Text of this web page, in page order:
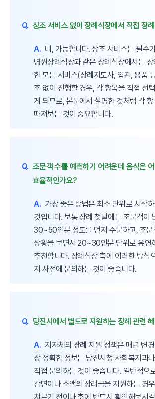
Q. 상조 서비스 없이 장례식장에서 직접 장
A. 네, 가능합니다. 상조 서비스는 필수
병원장례식장과 같은 장례식장에서는
한 모든 서비스(장례지도사, 입관, 용품
조 없이 진행할 경우, 각 항목을 직접 선
게 되므로, 본문에서 설명한 것처럼 각
따져보는 것이 중요합니다.
Q. 조문객 수를 예측하기 어려운데 음식은
효율적인가요?
A. 가장 좋은 방법은 최소 단위로 시작
것입니다. 보통 장례 첫날에는 조문객이
30~50인분 정도를 먼저 주문하고, 조문
상황을 보면서 20~30인분 단위로 유연
추천합니다. 장례식장 측에 이러한 방식
지 사전에 문의하는 것이 좋습니다.
Q. 당진시에서 별도로 지원하는 장례 관련
A. 지자체의 장례 지원 정책은 매년 변
장 정확한 정보는 당진시청 사회복지과
직접 문의하는 것이 좋습니다. 일반적으
감면이나 소액의 장려금을 지원하는 경
치르기 전이나 후에 반드시 확인해보시